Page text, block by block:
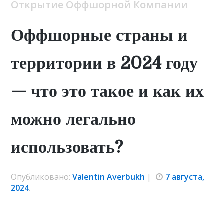
Открытие Оффшорной Компании
Оффшорные страны и
территории в 2024 году
— что это такое и как их
можно легально
использовать?
Опубликовано:Valentin Averbukh |
7 августа,
2024.